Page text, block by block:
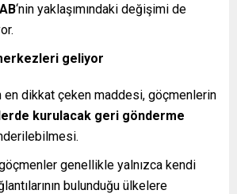
AB‘nin yaklaşımındaki değişimi de
geliyor
en dikkat çeken maddesi, göçmenlerin
kurulacak geri gönderme
genellikle yalnızca kendi
bulunduğu ülkelere